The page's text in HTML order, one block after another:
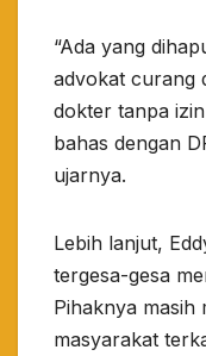
“Ada yang
advokat curang
dokter tanpa
bahas dengan
ujarnya.
Lebih lanjut,
tergesa-gesa
Pihaknya masih
masyarakat